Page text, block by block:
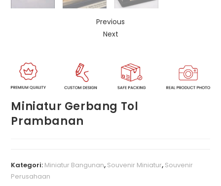
Previous
Next
Miniatur Gerbang Tol
Prambanan
Kategori: Miniatur Bangunan, Souvenir Miniatur, Souvenir
Perusahaan